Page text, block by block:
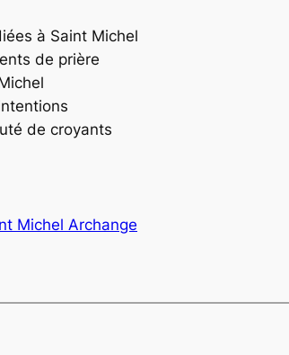
à Saint Michel
de prière
de croyants
Michel Archange